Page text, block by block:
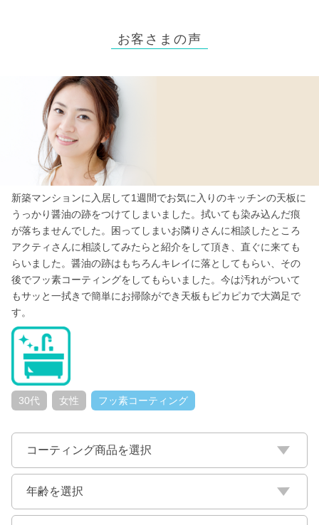
お客さまの声
新築マンションに入居して1週間でお気に入りのキッチンの天板に
うっかり醤油の跡をつけてしまいました。拭いても染み込んだ痕
が落ちませんでした。 困ってしまいお隣りさんに相談したところ
アクティさんに相談してみたらと紹介をして頂き、直ぐに来ても
らいました。醤油の跡はもちろんキレイに落としてもらい、その
後でフッ素コーティングをしてもらいました。 今は汚れがついて
もサッと一拭きで簡単にお掃除ができ天板もピカピカで大満足で
す。
30代 女性 フッ素コーティング